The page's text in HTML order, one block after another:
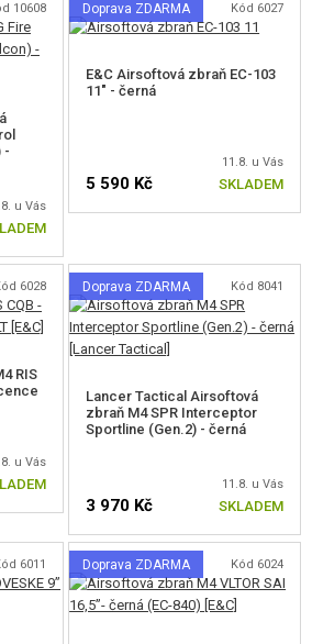
KAMERY
POPRUHY
10608
-
u Vás
Doprava ZDARMA Kód 6027
E&C Airsoftová zbraň EC-103
11" - černá
11.8. u Vás
5 590 Kč SKLADEM
6028
RIS
u Vás
Doprava ZDARMA Kód 8041
Lancer Tactical Airsoftová
zbraň M4 SPR Interceptor
Sportline (Gen.2) - černá
11.8. u Vás
3 970 Kč SKLADEM
6011 Doprava ZDARMA Kód 6024